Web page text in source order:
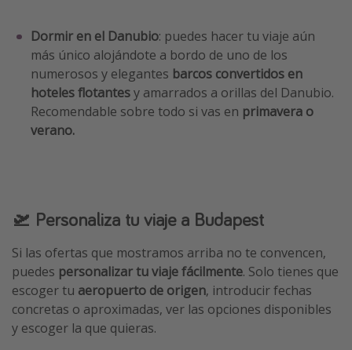
Dormir en el Danubio: puedes hacer tu viaje aún
más único alojándote a bordo de uno de los
numerosos y elegantes barcos convertidos en
hoteles flotantesy amarrados a orillas del Danubio.
Recomendable sobre todo si vas en primavera o
verano.
🛫 Personaliza tu viaje a Budapest
Si las ofertas que mostramos arriba no te convencen,
puedes personalizar tu viaje fácilmente. Solo tienes que
escoger tu aeropuerto de origen, introducir fechas
concretas o aproximadas, ver las opciones disponibles
y escoger la que quieras.